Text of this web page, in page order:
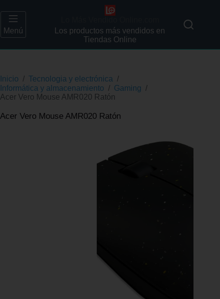
Menú
Los productos más vendidos en
Tiendas Online
Inicio / Tecnologia y electrónica /
Informática y almacenamiento / Gaming /
Acer Vero Mouse AMR020 Ratón
Acer Vero Mouse AMR020 Ratón